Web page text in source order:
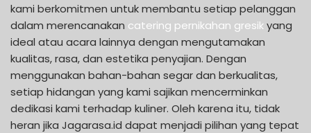
kami berkomitmen untuk membantu setiap pelanggan
dalam merencanakan catering pernikahan gresikyang
ideal atau acara lainnya dengan mengutamakan
kualitas, rasa, dan estetika penyajian. Dengan
menggunakan bahan-bahan segar dan berkualitas,
setiap hidangan yang kami sajikan mencerminkan
dedikasi kami terhadap kuliner. Oleh karena itu, tidak
heran jika Jagarasa.id dapat menjadi pilihan yang tepat